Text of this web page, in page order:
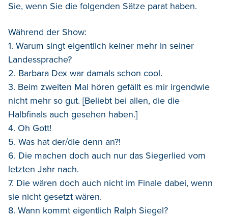
Sie, wenn Sie die folgenden Sätze parat haben.
Während der Show:
1. Warum singt eigentlich keiner mehr in seiner
Landessprache?
2. Barbara Dex war damals schon cool.
3. Beim zweiten Mal hören gefällt es mir irgendwie
nicht mehr so gut. [Beliebt bei allen, die die
Halbfinals auch gesehen haben.]
4. Oh Gott!
5. Was hat der/die denn an?!
6. Die machen doch auch nur das Siegerlied vom
letzten Jahr nach.
7. Die wären doch auch nicht im Finale dabei, wenn
sie nicht gesetzt wären.
8. Wann kommt eigentlich Ralph Siegel?